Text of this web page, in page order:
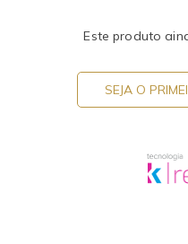
Este produto
SEJA O